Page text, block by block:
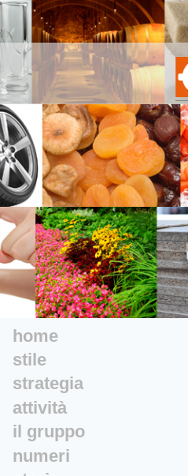
home
stile
strategia
attività
il gruppo
numeri